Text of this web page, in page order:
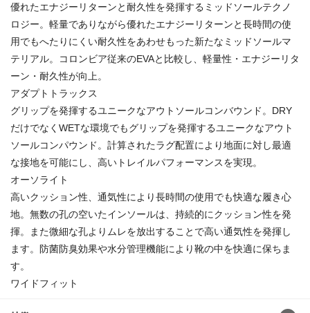
優れたエナジーリターンと耐久性を発揮するミッドソールテクノ
ロジー。軽量でありながら優れたエナジーリターンと長時間の使
用でもへたりにくい耐久性をあわせもった新たなミッドソールマ
テリアル。コロンビア従来のEVAと比較し、軽量性・エナジーリタ
ーン・耐久性が向上。
アダプトトラックス
グリップを発揮するユニークなアウトソールコンバウンド。DRY
だけでなくWETな環境でもグリップを発揮するユニークなアウト
ソールコンパウンド。計算されたラグ配置により地面に対し最適
な接地を可能にし、高いトレイルパフォーマンスを実現。
オーソライト
高いクッション性、通気性により長時間の使用でも快適な履き心
地。無数の孔の空いたインソールは、持続的にクッション性を発
揮。また微細な孔よりムレを放出することで高い通気性を発揮し
ます。防菌防臭効果や水分管理機能により靴の中を快適に保ちま
す。
ワイドフィット